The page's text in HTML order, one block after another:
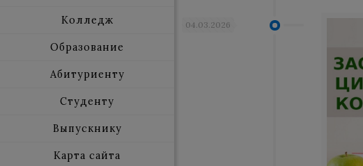
Колледж
Образование
Абитуриенту
Студенту
Выпускнику
Карта сайта
04.03.2026